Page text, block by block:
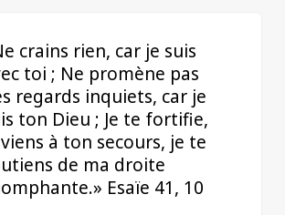
crains rien, car je suis
toi ; Ne promène pas
regards inquiets, car je
ton Dieu ; Je te fortifie,
à ton secours, je te
de ma droite
Esaïe 41, 10